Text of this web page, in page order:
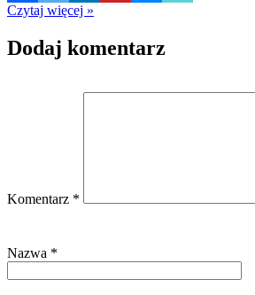
Czytaj więcej »
Dodaj komentarz
Komentarz *
Nazwa *